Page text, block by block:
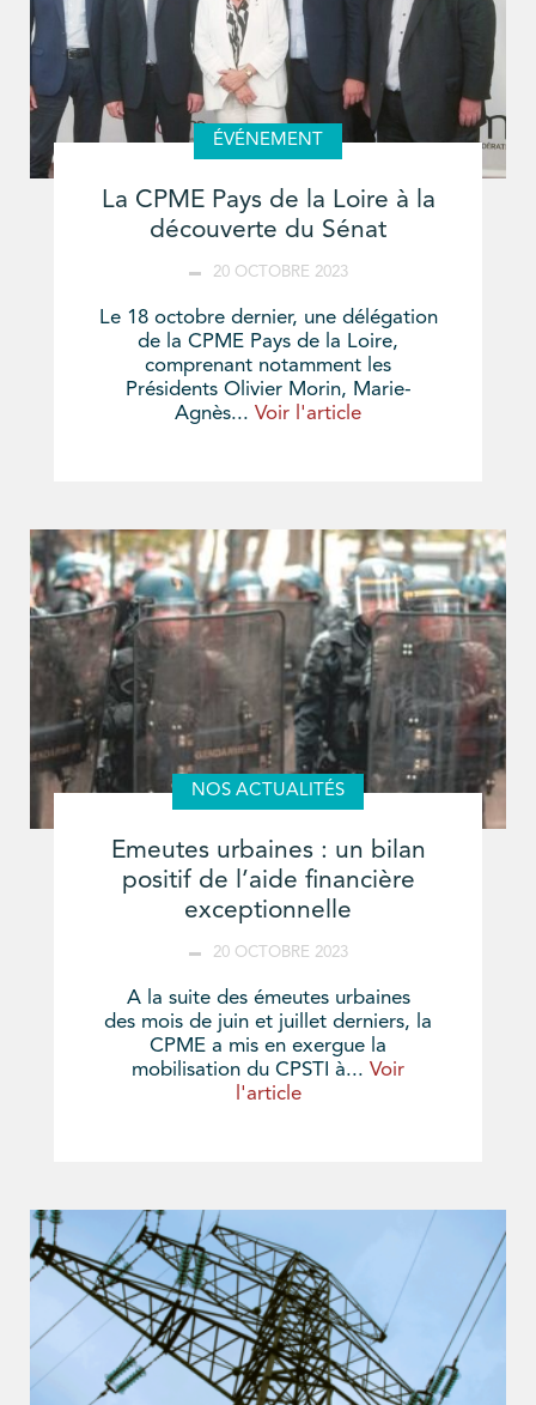
ÉVÉNEMENT
La CPME Pays de la Loire à la
découverte du Sénat
20 OCTOBRE 2023
Le 18 octobre dernier, une délégation
de la CPME Pays de la Loire,
comprenant notamment les
Présidents Olivier Morin, Marie-
Agnès... Voir l'article
NOS ACTUALITÉS
Emeutes urbaines : un bilan
positif de l’aide financière
exceptionnelle
20 OCTOBRE 2023
A la suite des émeutes urbaines
des mois de juin et juillet derniers, la
CPME a mis en exergue la
mobilisation du CPSTI à... Voir
l'article